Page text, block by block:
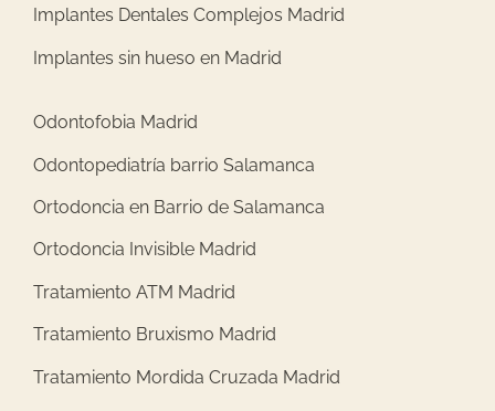
Implantes Dentales Complejos Madrid
Implantes sin hueso en Madrid
Odontofobia Madrid
Odontopediatría barrio Salamanca
Ortodoncia en Barrio de Salamanca
Ortodoncia Invisible Madrid
Tratamiento ATM Madrid
Tratamiento Bruxismo Madrid
Tratamiento Mordida Cruzada Madrid